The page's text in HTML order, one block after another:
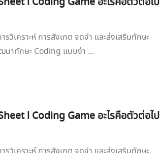
วิเคราะห์ การสังเกต จดจำ และส่งเสริมทักษะ
นาทักษะ Coding แบบง่า ...
l Coding Game อะไรคือตัวต่อไป